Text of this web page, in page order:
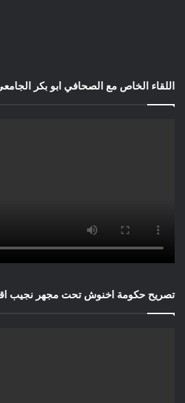
اللقاء الخاص مع الصحافي ابو بكر
تصريح حكومة اخنوش تحت مجهر نجيب